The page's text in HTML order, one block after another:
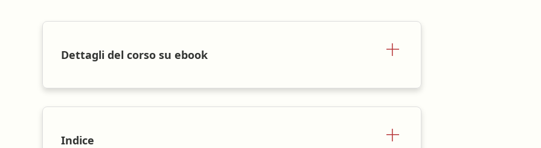
Dettagli del corso su ebook
Indice